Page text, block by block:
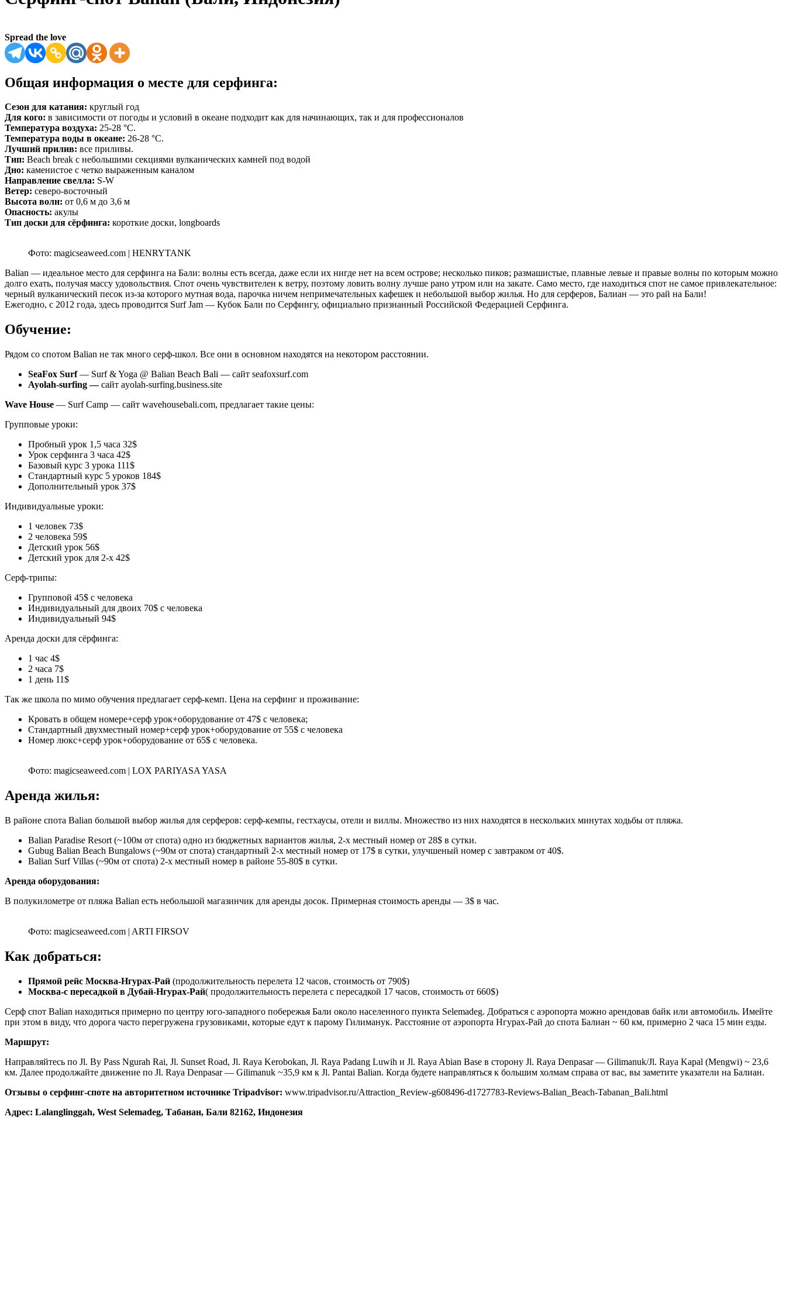
Spread the love
Общая информация о месте для серфинга:
Сезон для катания: круглый год
Для кого: в зависимости от погоды и условий в океане подходит как для начинающих, так и для профессионалов
Температура воздуха: 25-28 °C.
Температура воды в океане: 26-28 °C.
Лучший прилив: все приливы.
Тип: Beach break с небольшими секциями вулканических камней под водой
Дно: каменистое с четко выраженным каналом
Направление свелла: S-W
Ветер: северо-восточный
Высота волн: от 0,6 м до 3,6 м
Опасность: акулы
Тип доски для сёрфинга: короткие доски, longboards
Фото: magicseaweed.com | HENRYTANK
Balian — идеальное место для серфинга на Бали: волны есть всегда, даже если их нигде нет на всем острове; несколько пиков; размашистые, плавные левые и правые волны по которым можно
долго ехать, получая массу удовольствия. Спот очень чувствителен к ветру, поэтому ловить волну лучше рано утром или на закате. Само место, где находиться спот не самое привлекательное:
черный вулканический песок из-за которого мутная вода, парочка ничем непримечательных кафешек и небольшой выбор жилья. Но для серферов, Балиан — это рай на Бали!
Ежегодно, с 2012 года, здесь проводится Surf Jam — Кубок Бали по Серфингу, официально признанный Российской Федерацией Серфинга.
Обучение:
Рядом со спотом Balian не так много серф-школ. Все они в основном находятся на некотором расстоянии.
SeaFox Surf— Surf & Yoga @ Balian Beach Bali — сайт seafoxsurf.com
Ayolah-surfing —сайт ayolah-surfing.business.site
Wave House — Surf Camp — сайт wavehousebali.com, предлагает такие цены:
Групповые уроки:
Пробный урок 1,5 часа 32$
Урок серфинга 3 часа 42$
Базовый курс 3 урока 111$
Стандартный курс 5 уроков 184$
Дополнительный урок 37$
Индивидуальные уроки:
1 человек 73$
2 человека 59$
Детский урок 56$
Детский урок для 2-х 42$
Серф-трипы:
Групповой 45$ с человека
Индивидуальный для двоих 70$ с человека
Индивидуальный 94$
Аренда доски для сёрфинга:
1 час 4$
2 часа 7$
1 день 11$
Так же школа по мимо обучения предлагает серф-кемп. Цена на серфинг и проживание:
Кровать в общем номере+серф урок+оборудование от 47$ с человека;
Стандартный двухместный номер+серф урок+оборудование от 55$ с человека
Номер люкс+серф урок+оборудование от 65$ с человека.
Фото: magicseaweed.com | LOX PARIYASA YASA
Аренда жилья:
В районе спота Balian большой выбор жилья для серферов: серф-кемпы, гестхаусы, отели и виллы. Множество из них находятся в нескольких минутах ходьбы от пляжа.
Balian Paradise Resort (~100м от спота) одно из бюджетных вариантов жилья, 2-х местный номер от 28$ в сутки.
Gubug Balian Beach Bungalows (~90м от спота) стандартный 2-х местный номер от 17$ в сутки, улучшеный номер с завтраком от 40$.
Balian Surf Villas (~90м от спота) 2-х местный номер в районе 55-80$ в сутки.
Аренда оборудования:
В полукилометре от пляжа Balian есть небольшой магазинчик для аренды досок. Примерная стоимость аренды — 3$ в час.
Фото: magicseaweed.com | ARTI FIRSOV
Как добраться:
Прямой рейс Москва-Нгурах-Рай (продолжительность перелета 12 часов, стоимость от 790$)
Москва-с пересадкой в Дубай-Нгурах-Рай( продолжительность перелета с пересадкой 17 часов, стоимость от 660$)
Серф спот Balian находиться примерно по центру юго-западного побережья Бали около населенного пункта Selemadeg. Добраться с аэропорта можно арендовав байк или автомобиль. Имейте
при этом в виду, что дорога часто перегружена грузовиками, которые едут к парому Гилиманук. Расстояние от аэропорта Нгурах-Рай до спота Балиан ~ 60 км, примерно 2 часа 15 мин езды.
Маршрут:
Направляйтесь по Jl. By Pass Ngurah Rai, Jl. Sunset Road, Jl. Raya Kerobokan, Jl. Raya Padang Luwih и Jl. Raya Abian Base в сторону Jl. Raya Denpasar — Gilimanuk/Jl. Raya Kapal (Mengwi) ~ 23,6
км. Далее продолжайте движение по Jl. Raya Denpasar — Gilimanuk ~35,9 км к Jl. Pantai Balian. Когда будете направляться к большим холмам справа от вас, вы заметите указатели на Балиан.
Отзывы о серфинг-споте на авторитетном источнике Tripadvisor: www.tripadvisor.ru/Attraction_Review-g608496-d1727783-Reviews-Balian_Beach-Tabanan_Bali.html
Адрес: Lalanglinggah, West Selemadeg, Табанан, Бали 82162, Индонезия